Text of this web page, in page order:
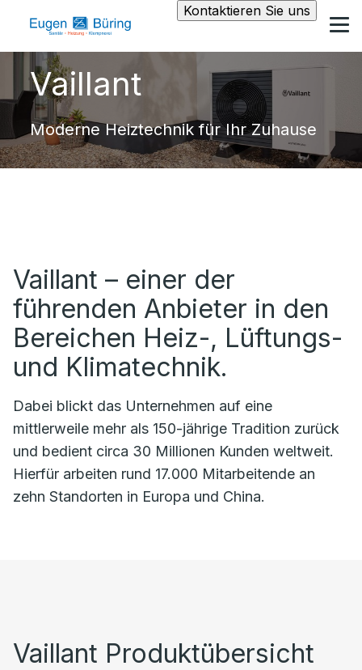
Kontaktieren Sie uns
Vaillant
Moderne Heiztechnik für Ihr Zuhause
Vaillant – einer der
führenden Anbieter in den
Bereichen Heiz-, Lüftungs-
und Klimatechnik.
Dabei blickt das Unternehmen auf eine
mittlerweile mehr als 150-jährige Tradition zurück
und bedient circa 30 Millionen Kunden weltweit.
Hierfür arbeiten rund 17.000 Mitarbeitende an
zehn Standorten in Europa und China.
Vaillant Produktübersicht